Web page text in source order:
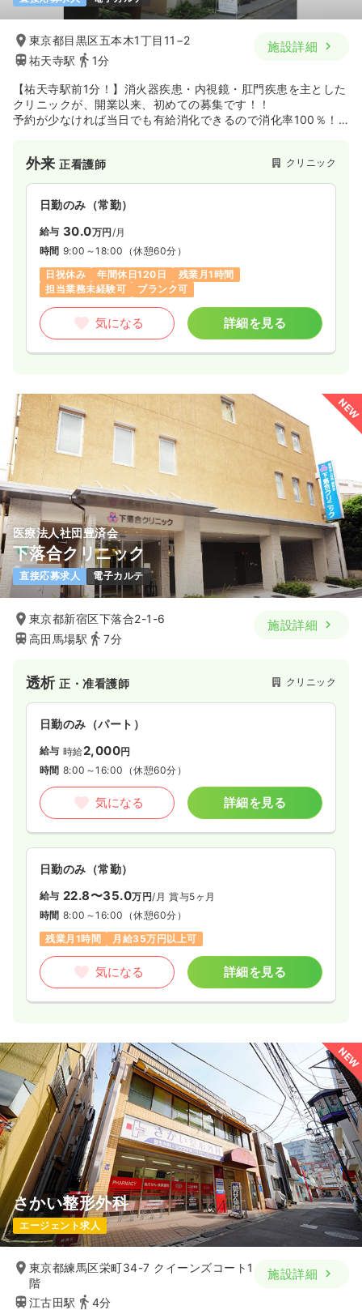
東京都目黒区五本木1丁目11−2
祐天寺駅
1分
施設詳細
【祐天寺駅前1分！】消火器疾患・内視鏡・肛門疾患を主とした
クリニックが、開業以来、初めての募集です！！
予約が少なければ当日でも有給消化できるので消化率100％！
外来正看護師 クリニック
日勤のみ（常勤）
給与 30.0万円 /月
時間 9:00～18:00 （休憩60分）
日祝休み
年間休日120日
残業月1時間
担当業務未経験可
ブランク可
気になる 詳細を見る
NEW
医療法人社団豊済会
下落合クリニック
直接応募求人 電子カルテ
東京都新宿区下落合2-1-6
高田馬場駅
7分
施設詳細
透析正・准看護師 クリニック
日勤のみ（パート）
給与 時給2,000円
時間 8:00～16:00 （休憩60分）
気になる 詳細を見る
日勤のみ（常勤）
給与 22.8〜35.0万円/月 賞与5ヶ月
時間 8:00～16:00 （休憩60分）
残業月1時間
月給35万円以上可
気になる 詳細を見る
NEW
さかい整形外科
エージェント求人
東京都練馬区栄町34-7 クイーンズコート1
階
江古田駅
4分
施設詳細